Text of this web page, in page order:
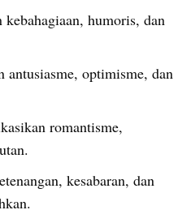
humoris, dan
antusiasme, optimisme, dan
romantisme,
kesabaran, dan